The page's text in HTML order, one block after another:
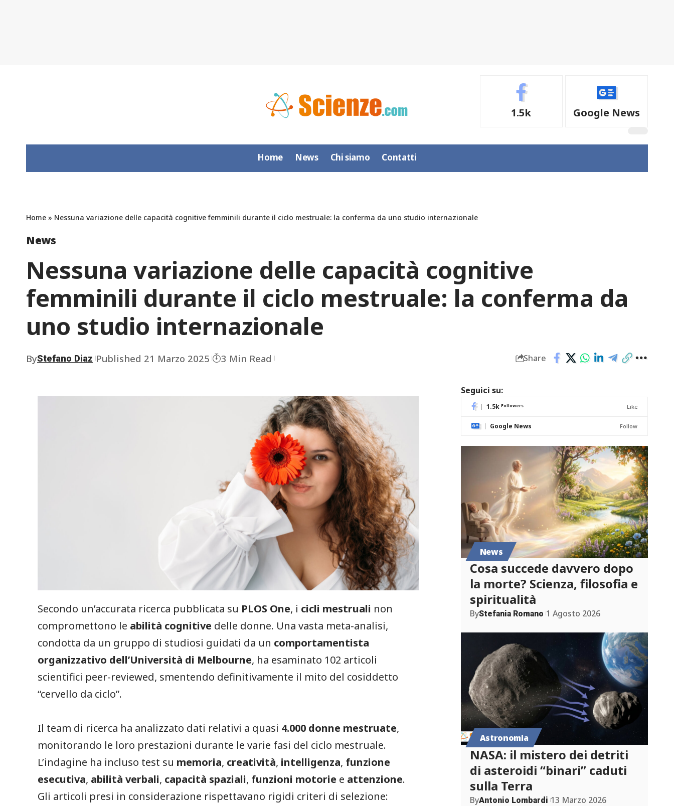
1.5k Google News
Home News Chi siamo Contatti
Home » Nessuna variazione delle capacità cognitive femminili durante il ciclo mestruale: la conferma da uno studio internazionale
News
Nessuna variazione delle capacità cognitive
femminili durante il ciclo mestruale: la conferma da
uno studio internazionale
ByStefano Diaz Published 21 Marzo 2025 3 Min Read Share
Secondo un’accurata ricerca pubblicata su PLOS One, i cicli mestruali non
compromettono le abilità cognitive delle donne. Una vasta meta-analisi,
condotta da un gruppo di studiosi guidati da un comportamentista
organizzativo dell’Università di Melbourne, ha esaminato 102 articoli
scientifici peer-reviewed, smentendo definitivamente il mito del cosiddetto
“cervello da ciclo”.
Il team di ricerca ha analizzato dati relativi a quasi 4.000 donne mestruate,
monitorando le loro prestazioni durante le varie fasi del ciclo mestruale.
L’indagine ha incluso test su memoria, creatività, intelligenza, funzione
esecutiva, abilità verbali, capacità spaziali, funzioni motorie e attenzione.
Gli articoli presi in considerazione rispettavano rigidi criteri di selezione:
Seguici su:
1.5k Followers Like
Google News Follow
News
Cosa succede davvero dopo
la morte? Scienza, filosofia e
spiritualità
ByStefania Romano 1 Agosto 2026
Astronomia
NASA: il mistero dei detriti
di asteroidi “binari” caduti
sulla Terra
ByAntonio Lombardi 13 Marzo 2026